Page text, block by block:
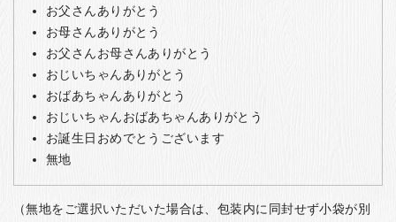
お父さんありがとう
お母さんありがとう
お父さんお母さんありがとう
おじいちゃんありがとう
おばあちゃんありがとう
おじいちゃんおばあちゃんありがとう
お誕生日おめでとうございます
無地
（無地をご選択いただいた場合は、包装内に同封せず小袋が別